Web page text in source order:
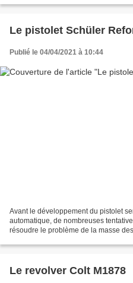
Le pistolet Schüler
Publié le 04/04/2021 à 10:44
Avant le développement du pistolet
automatique, de nombreuses
résoudre le problème de la masse
Le revolver Colt M1878